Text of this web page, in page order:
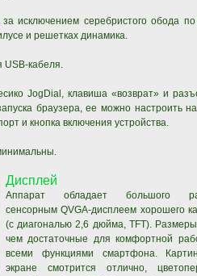
исключением серебристого обода
и решетках динамика.
USB-кабеля.
JogDial, клавиша «возврат» и
браузера, ее можно настроить
и кнопка включения устройства.
Дисплей
Аппарат обладает большого
сенсорным QVGA-дисплеем хорошего
(с диагональю 2,6 дюйма, TFT).
чем достаточные для комфортной
всеми функциями смартфона.
экране смотрится отлично,